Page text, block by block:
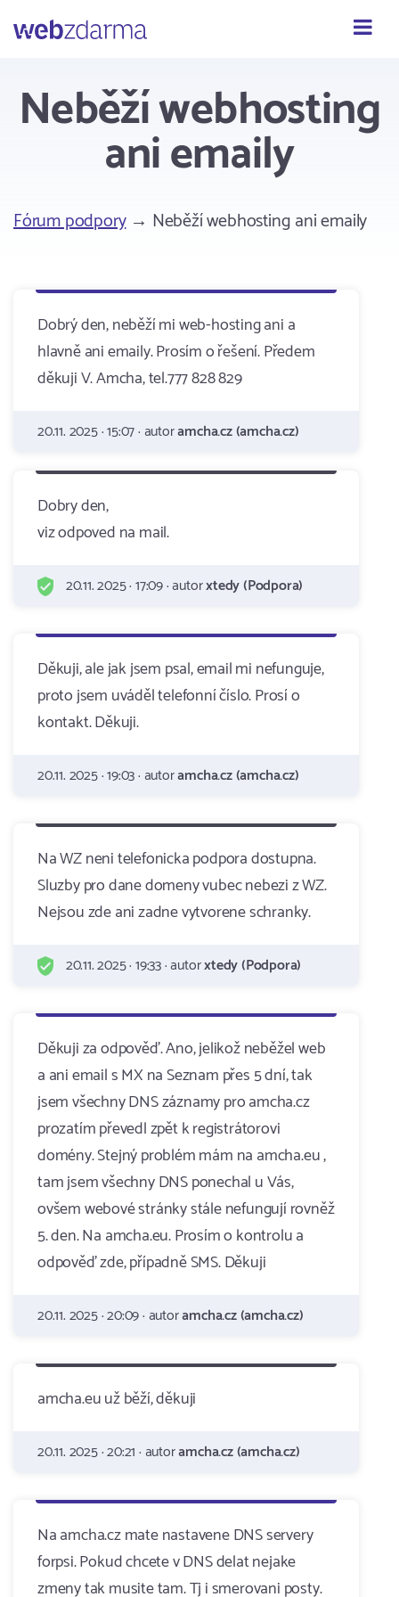
Webzdarma
Neběží webhosting
ani emaily
Fórum podpory→ Neběží webhosting ani emaily
Dobrý den, neběží mi web-hosting ani a
hlavně ani emaily. Prosím o řešení. Předem
děkuji V. Amcha, tel.777 828 829
20.11. 2025 · 15:07 · autoramcha.cz (amcha.cz)
Dobry den,
viz odpoved na mail.
20.11. 2025 · 17:09 · autorxtedy (Podpora)
Děkuji, ale jak jsem psal, email mi nefunguje,
proto jsem uváděl telefonní číslo. Prosí o
kontakt. Děkuji.
20.11. 2025 · 19:03 · autoramcha.cz (amcha.cz)
Na WZ neni telefonicka podpora dostupna.
Sluzby pro dane domeny vubec nebezi z WZ.
Nejsou zde ani zadne vytvorene schranky.
20.11. 2025 · 19:33 · autorxtedy (Podpora)
Děkuji za odpověď. Ano, jelikož neběžel web
a ani email s MX na Seznam přes 5 dní, tak
jsem všechny DNS záznamy pro amcha.cz
prozatím převedl zpět k registrátorovi
domény. Stejný problém mám na amcha.eu ,
tam jsem všechny DNS ponechal u Vás,
ovšem webové stránky stále nefungují rovněž
5. den. Na amcha.eu. Prosím o kontrolu a
odpověď zde, případně SMS. Děkuji
20.11. 2025 · 20:09 · autoramcha.cz (amcha.cz)
amcha.eu už běží, děkuji
20.11. 2025 · 20:21 · autoramcha.cz (amcha.cz)
Na amcha.cz mate nastavene DNS servery
forpsi. Pokud chcete v DNS delat nejake
zmeny tak musite tam. Tj i smerovani posty.